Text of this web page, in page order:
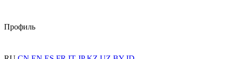
Профиль